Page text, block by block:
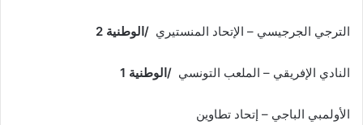
الترجي الجرجيسي – الإتحاد المنستيري /الوطنية 2
النادي الإفريقي – الملعب التونسي /الوطنية 1
الأولمبي الباجي – إتحاد تطاوين